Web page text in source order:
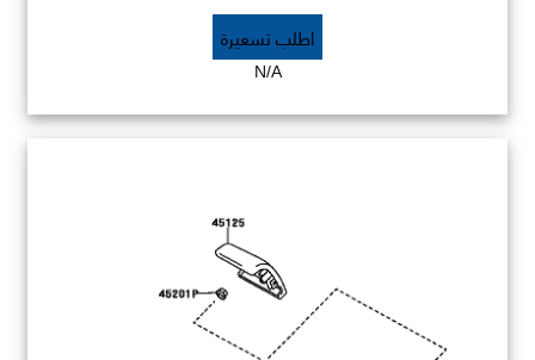
اطلب تسعيرة
N/A